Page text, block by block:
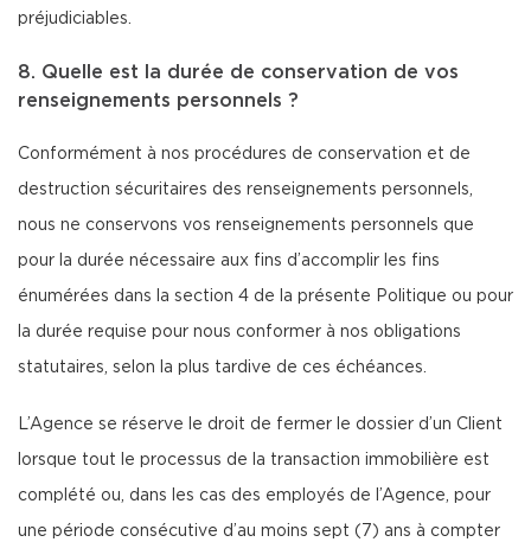
préjudiciables.
8. Quelle est la durée de conservation de vos
renseignements personnels ?
Conformément à nos procédures de conservation et de
destruction sécuritaires des renseignements personnels,
nous ne conservons vos renseignements personnels que
pour la durée nécessaire aux fins d’accomplir les fins
énumérées dans la section 4 de la présente Politique ou pour
la durée requise pour nous conformer à nos obligations
statutaires, selon la plus tardive de ces échéances.
L’Agence se réserve le droit de fermer le dossier d’un Client
lorsque tout le processus de la transaction immobilière est
complété ou, dans les cas des employés de l’Agence, pour
une période consécutive d’au moins sept (7) ans à compter